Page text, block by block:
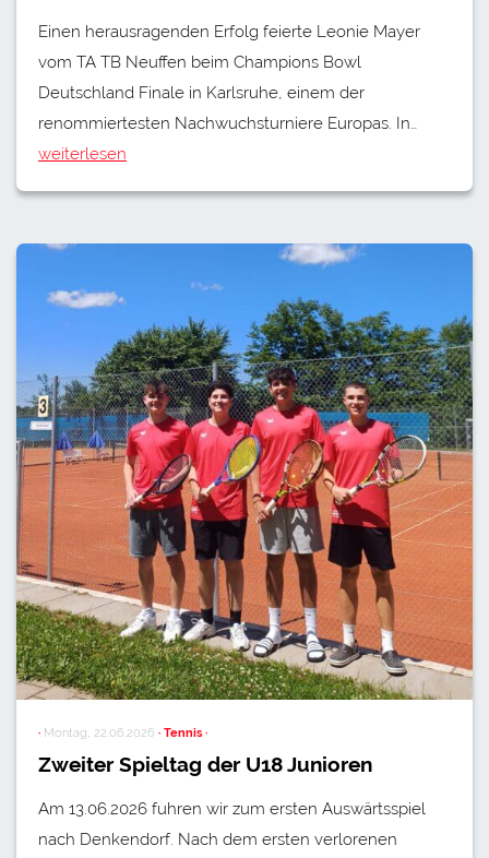
Einen herausragenden Erfolg feierte Leonie Mayer
vom TA TB Neuffen beim Champions Bowl
Deutschland Finale in Karlsruhe, einem der
renommiertesten Nachwuchsturniere Europas. In…
weiterlesen
· Montag, 22.06.2026 · Tennis ·
Zweiter Spieltag der U18 Junioren
Am 13.06.2026 fuhren wir zum ersten Auswärtsspiel
nach Denkendorf. Nach dem ersten verlorenen